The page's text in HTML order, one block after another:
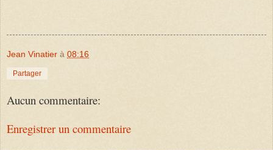
Jean Vinatier à 08:16
Partager
Aucun commentaire:
Enregistrer un commentaire